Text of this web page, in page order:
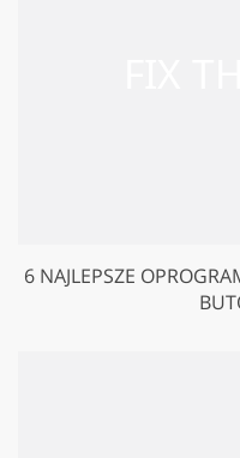
6 NAJLEPSZE